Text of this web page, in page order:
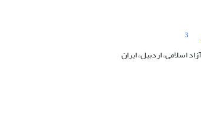
3
اسلامی، اردبیل، ایران